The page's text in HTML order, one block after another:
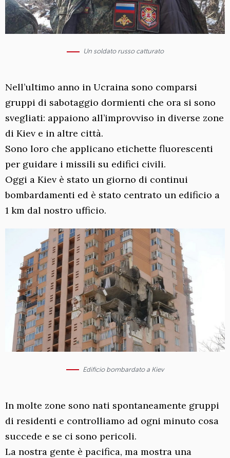
Un soldato russo catturato
Nell’ultimo anno in Ucraina sono comparsi
gruppi di sabotaggio dormienti che ora si sono
svegliati: appaiono all’improvviso in diverse zone
di Kiev e in altre città.
Sono loro che applicano etichette fluorescenti
per guidare i missili su edifici civili.
Oggi a Kiev è stato un giorno di continui
bombardamenti ed è stato centrato un edificio a
1 km dal nostro ufficio.
Edificio bombardato a Kiev
In molte zone sono nati spontaneamente gruppi
di residenti e controlliamo ad ogni minuto cosa
succede e se ci sono pericoli.
La nostra gente è pacifica, ma mostra una